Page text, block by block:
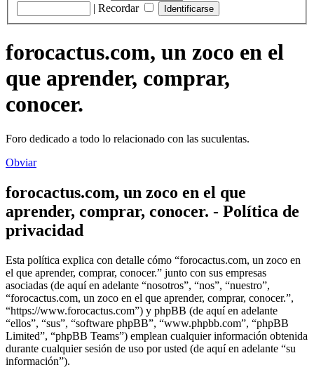
| Recordar
forocactus.com, un zoco en el
que aprender, comprar,
conocer.
Foro dedicado a todo lo relacionado con las suculentas.
Obviar
forocactus.com, un zoco en el que
aprender, comprar, conocer. - Política de
privacidad
Esta política explica con detalle cómo “forocactus.com, un zoco en
el que aprender, comprar, conocer.” junto con sus empresas
asociadas (de aquí en adelante “nosotros”, “nos”, “nuestro”,
“forocactus.com, un zoco en el que aprender, comprar, conocer.”,
“https://www.forocactus.com”) y phpBB (de aquí en adelante
“ellos”, “sus”, “software phpBB”, “www.phpbb.com”, “phpBB
Limited”, “phpBB Teams”) emplean cualquier información obtenida
durante cualquier sesión de uso por usted (de aquí en adelante “su
información”).